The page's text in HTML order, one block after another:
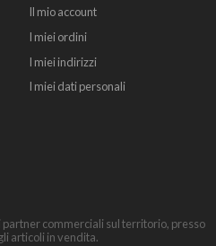
Il mio account
I miei ordini
I miei indirizzi
I miei dati personali
commerciali sul territorio, presso
articoli in vendita.